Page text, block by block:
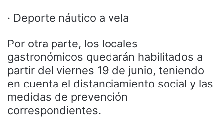
· Deporte náutico a vela
Por otra parte, los locales
gastronómicos quedarán habilitados a
partir del viernes 19 de junio, teniendo
en cuenta el distanciamiento social y las
medidas de prevención
correspondientes.